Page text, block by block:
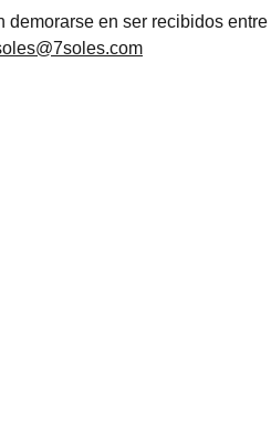
demorarse en ser recibidos